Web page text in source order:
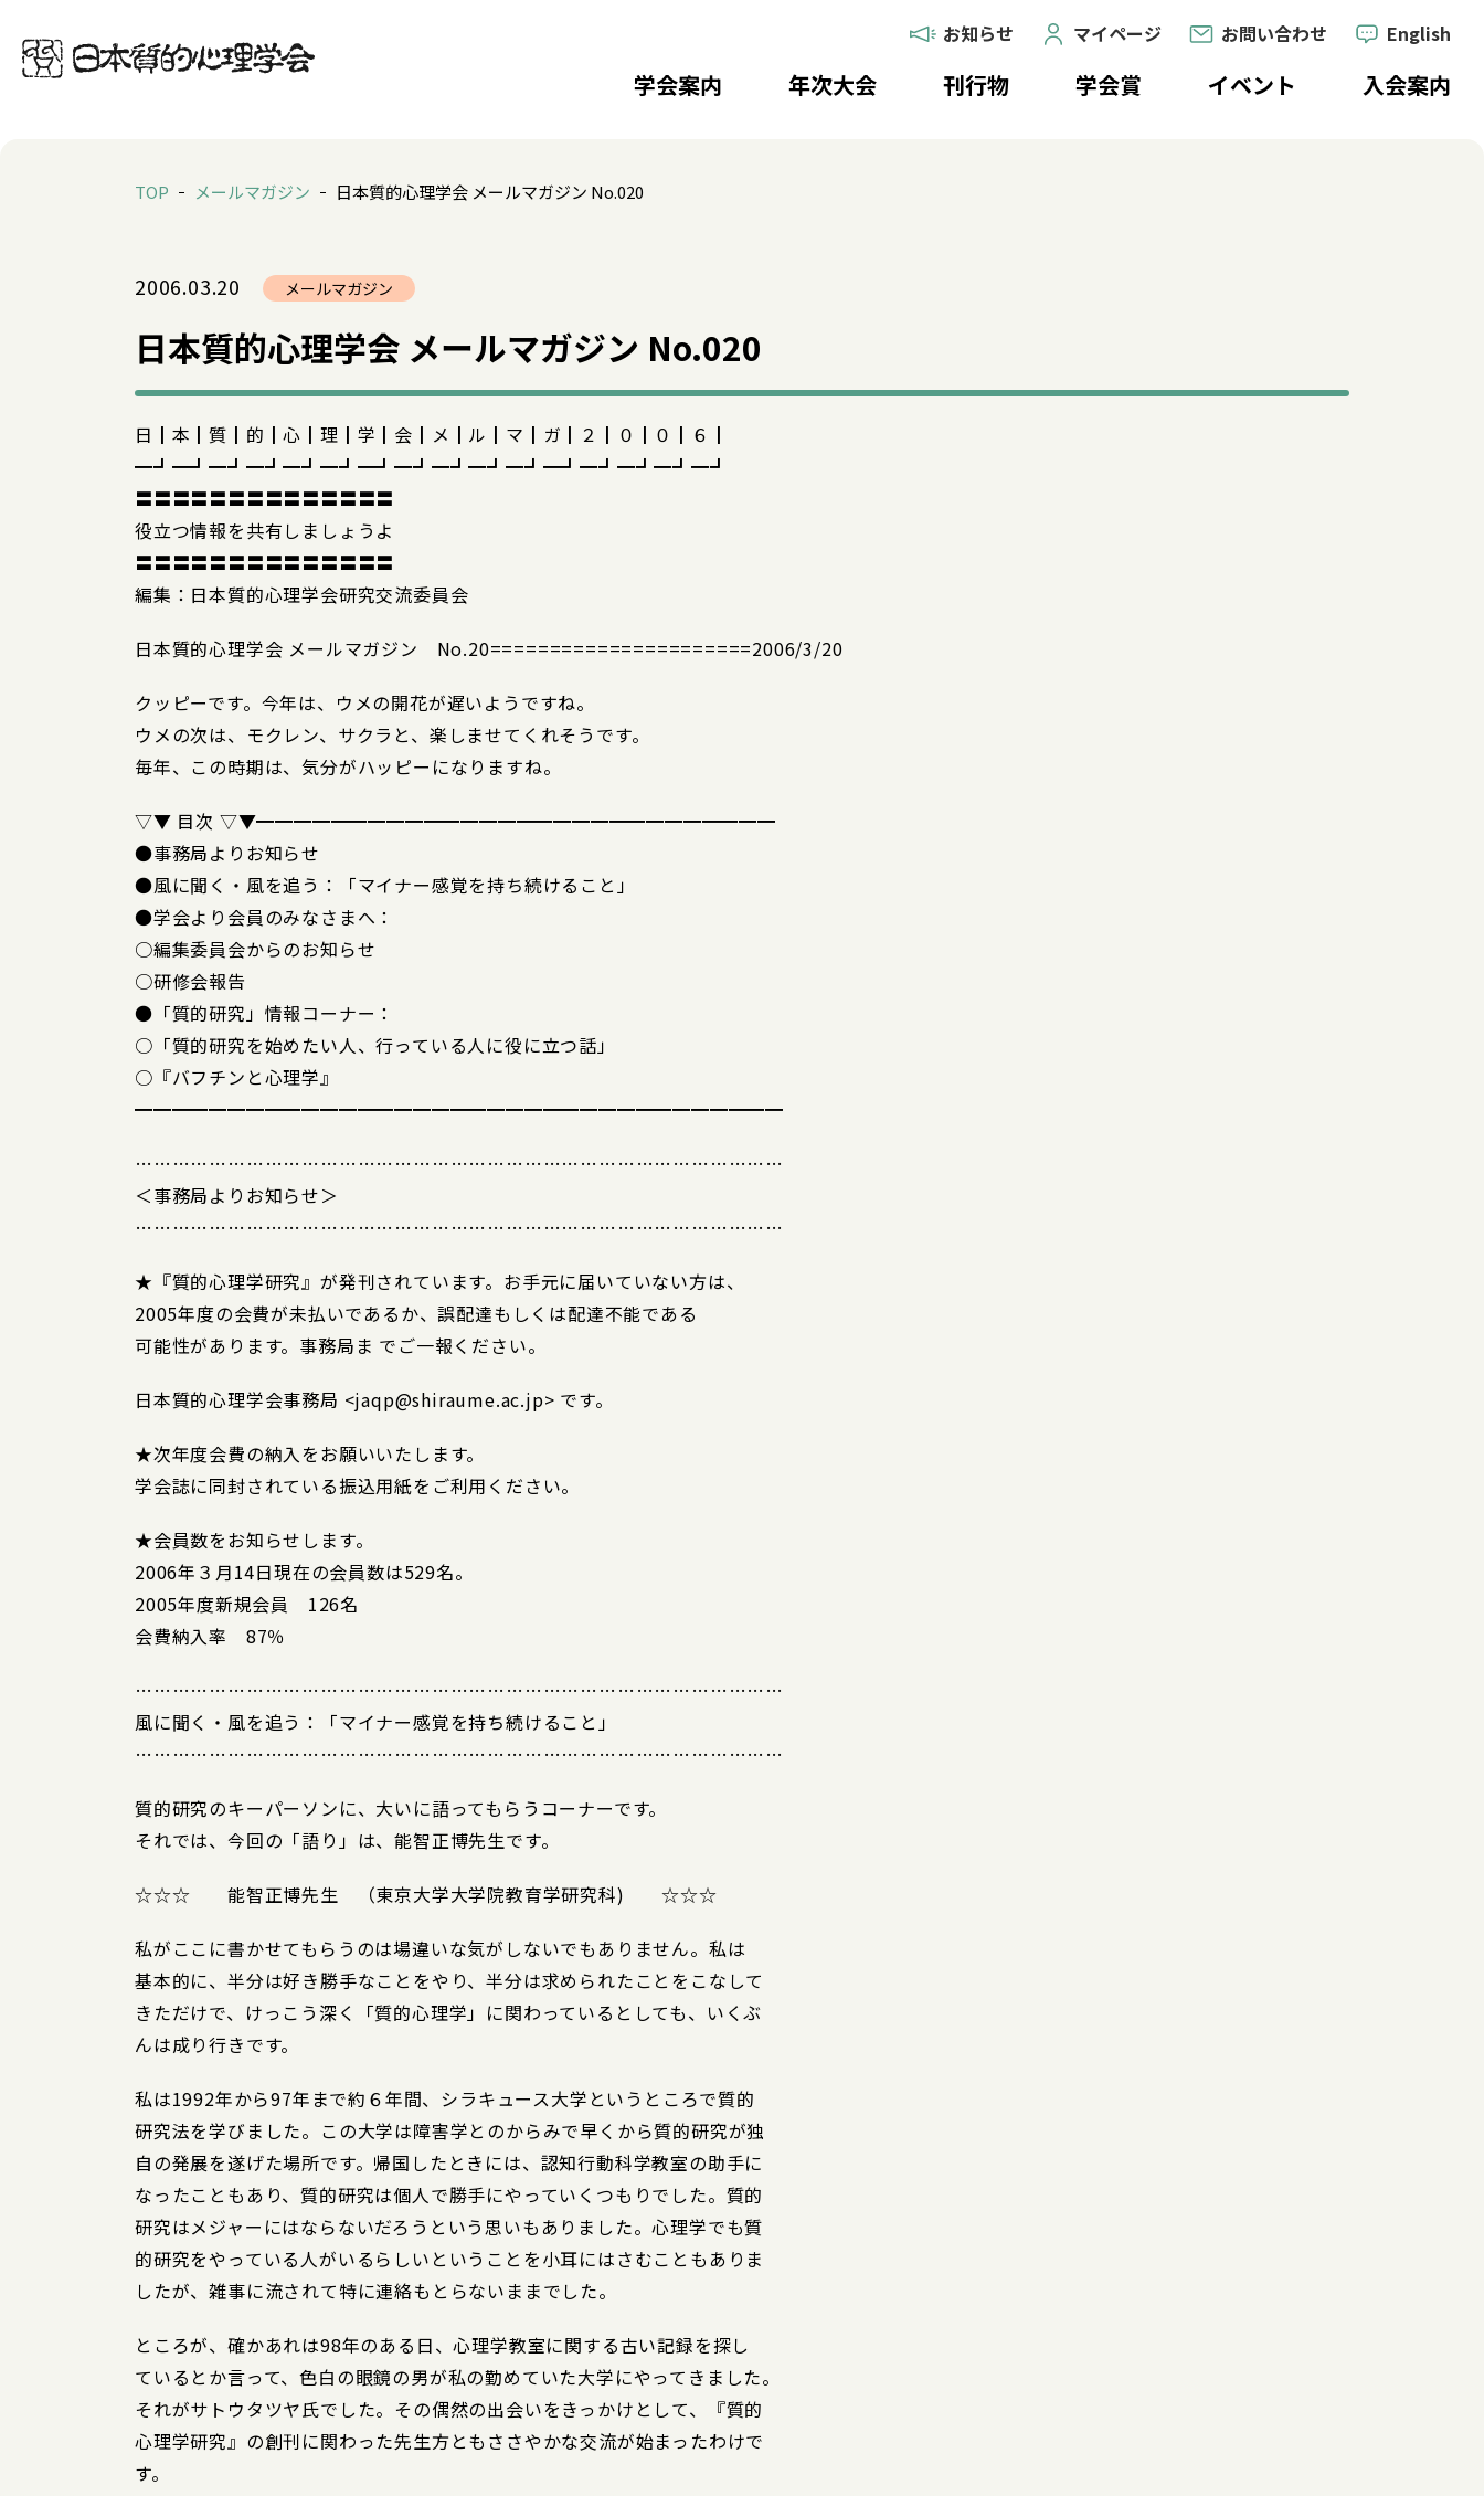
お知らせ マイページ お問い合わせ English
学会案内 年次大会 刊行物 学会賞 イベント 入会案内
TOP メールマガジン 日本質的心理学会 メールマガジン No.020
2006.03.20 メールマガジン
日本質的心理学会 メールマガジン No.020
日┃本┃質┃的┃心┃理┃学┃会┃メ┃ル┃マ┃ガ┃２┃０┃０┃６┃
━┛━┛━┛━┛━┛━┛━┛━┛━┛━┛━┛━┛━┛━┛━┛━┛
〓〓〓〓〓〓〓〓〓〓〓〓〓〓
役立つ情報を共有しましょうよ
〓〓〓〓〓〓〓〓〓〓〓〓〓〓
編集：日本質的心理学会研究交流委員会
日本質的心理学会 メールマガジン No.20======================2006/3/20
クッピーです。今年は、ウメの開花が遅いようですね。
ウメの次は、モクレン、サクラと、楽しませてくれそうです。
毎年、この時期は、気分がハッピーになりますね。
▽▼ 目次 ▽▼━━━━━━━━━━━━━━━━━━━━━━━━━━━━
●事務局よりお知らせ
●風に聞く・風を追う：「マイナー感覚を持ち続けること」
●学会より会員のみなさまへ：
○編集委員会からのお知らせ
○研修会報告
●「質的研究」情報コーナー：
○「質的研究を始めたい人、行っている人に役に立つ話」
○『バフチンと心理学』
━━━━━━━━━━━━━━━━━━━━━━━━━━━━━━━━━━━
……………………………………………………………………………………………
＜事務局よりお知らせ＞
……………………………………………………………………………………………
★『質的心理学研究』が発刊されています。お手元に届いていない方は、
2005年度の会費が未払いであるか、誤配達もしくは配達不能である
可能性があります。事務局ま でご一報ください。
日本質的心理学会事務局 <jaqp@shiraume.ac.jp> です。
★次年度会費の納入をお願いいたします。
学会誌に同封されている振込用紙をご利用ください。
★会員数をお知らせします。
2006年３月14日現在の会員数は529名。
2005年度新規会員 126名
会費納入率 87％
……………………………………………………………………………………………
風に聞く・風を追う：「マイナー感覚を持ち続けること」
……………………………………………………………………………………………
質的研究のキーパーソンに、大いに語ってもらうコーナーです。
それでは、今回の「語り」は、能智正博先生です。
☆☆☆ 能智正博先生 （東京大学大学院教育学研究科) ☆☆☆
私がここに書かせてもらうのは場違いな気がしないでもありません。私は
基本的に、半分は好き勝手なことをやり、半分は求められたことをこなして
きただけで、けっこう深く「質的心理学」に関わっているとしても、いくぶ
んは成り行きです。
私は1992年から97年まで約６年間、シラキュース大学というところで質的
研究法を学びました。この大学は障害学とのからみで早くから質的研究が独
自の発展を遂げた場所です。帰国したときには、認知行動科学教室の助手に
なったこともあり、質的研究は個人で勝手にやっていくつもりでした。質的
研究はメジャーにはならないだろうという思いもありました。心理学でも質
的研究をやっている人がいるらしいということを小耳にはさむこともありま
したが、雑事に流されて特に連絡もとらないままでした。
ところが、確かあれは98年のある日、心理学教室に関する古い記録を探し
ているとか言って、色白の眼鏡の男が私の勤めていた大学にやってきました。
それがサトウタツヤ氏でした。その偶然の出会いをきっかけとして、『質的
心理学研究』の創刊に関わった先生方ともささやかな交流が始まったわけで
す。